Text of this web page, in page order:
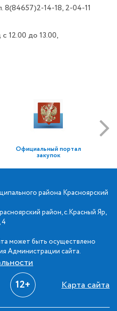
8(84657)2-14-18, 2-04-11
12.00 до 13.00,
Официальный портал
закупок
района Красноярский
район, с.Красный Яр,
4
может быть осуществлено
Администрации сайта.
12+ Карта сайта